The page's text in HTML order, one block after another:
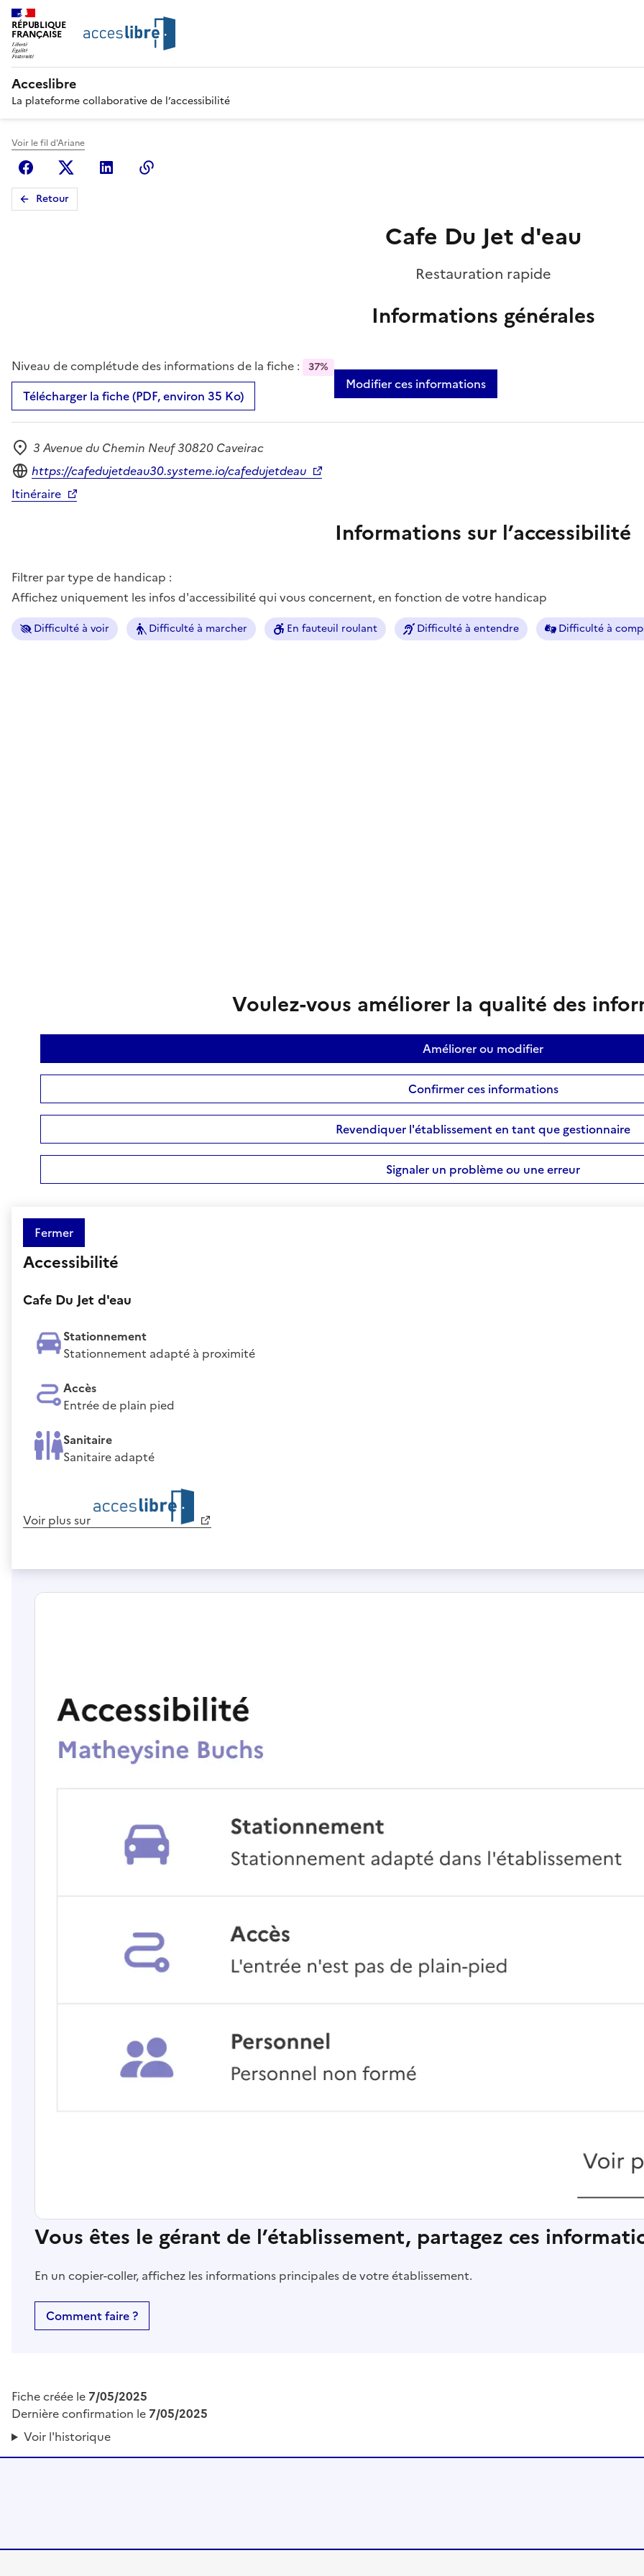
RÉPUBLIQUE
FRANÇAISE
Acceslibre
La plateforme collaborative de l’accessibilité
Voir le fil d'Ariane
FacebookX (anciennement Twitter)
Linkedin
Retour
Cafe Du Jet d'eau
Restauration rapide
Informations générales
Niveau de complétude des informations de la fiche : 37%
Télécharger la fiche (PDF, environ 35 Ko)
Modifier ces informations
Adresse
3 Avenue du Chemin Neuf 30820 Caveirac
Site internet
https://cafedujetdeau30.systeme.io/cafedujetdeau
Itinéraire
Informations sur l’accessibilité
Filtrer par type de handicap :
Affichez uniquement les infos d'accessibilité qui vous concernent, en fonction de votre handicap
Difficulté à voir Difficulté à marcher En fauteuil roulant Difficulté à entendre Difficulté à
Voulez-vous améliorer la qualité des
Améliorer ou modifier
Confirmer ces informations
Revendiquer l'établissement en tant que gestionnaire
Signaler un problème ou une erreur
Fermer
Accessibilité
Cafe Du Jet d'eau
Stationnement
Stationnement adapté à proximité
Accès
Entrée de plain pied
Sanitaire
Sanitaire adapté
Voir plus sur
Vous êtes le gérant de l’établissement, partagez ces
En un copier-coller, affichez les informations principales de votre établissement.
Comment faire ?
Fiche créée le 7/05/2025
Dernière confirmation le 7/05/2025
Voir l'historique